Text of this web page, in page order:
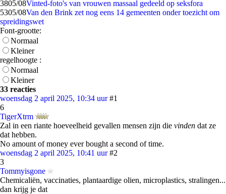
3805/08Vinted-foto's van vrouwen massaal gedeeld op seksfora
5305/08Van den Brink zet nog eens 14 gemeenten onder toezicht om
spreidingswet
Font-grootte:
Normaal
Kleiner
regelhoogte :
Normaal
Kleiner
33 reacties
woensdag 2 april 2025, 10:34 uur #1
6
TigerXtrm
Zal in een riante hoeveelheid gevallen mensen zijn die vinden dat ze
dat hebben.
No amount of money ever bought a second of time.
woensdag 2 april 2025, 10:41 uur #2
3
Tommyisgone
Chemicaliën, vaccinaties, plantaardige olien, microplastics, stralingen...
dan krijg je dat